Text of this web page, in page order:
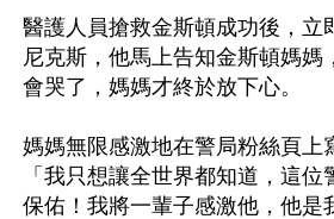
醫護人員搶救金斯頓成功後，立
尼克斯，他馬上告知金斯頓媽媽
會哭了，媽媽才終於放下心。
媽媽無限感激地在警局粉絲頁上
「我只想讓全世界都知道，這
保佑！我將一輩子感激他，他是